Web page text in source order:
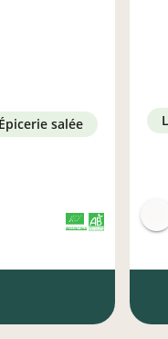
épicerie salée
CERTIFIÉ PAR FR-BIO-01
AGRICULTURE FRANCE